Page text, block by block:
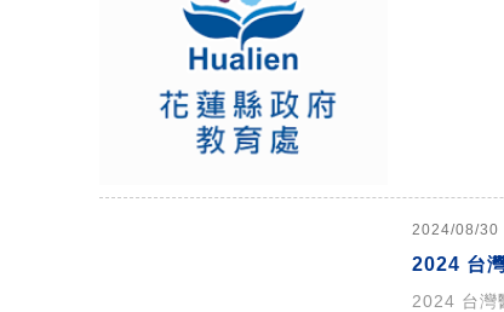
2024/08/30
2024 台
2024 台灣